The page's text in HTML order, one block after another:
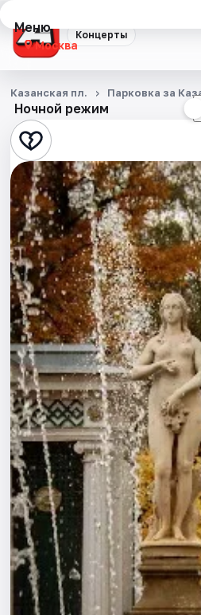
Концерты
Меню
Москва
Концерты
Города
Площадки
Артисты
Рейтинги
Ночной режим
Казанская пл. Парковка за